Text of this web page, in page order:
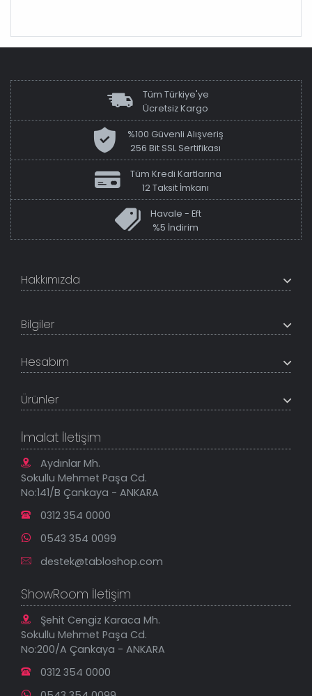
Tüm Türkiye'ye
Ücretsiz Kargo
%100 Güvenli Alışveriş
256 Bit SSL Sertifikası
Tüm Kredi Kartlarına
12 Taksit İmkanı
Havale - Eft
%5 İndirim
Hakkımızda
TabloShop, müşteri memnuniyetini en üst seviyede
tutmaya çalışır. Uzman kadrosu ile profesyonel işçilikle
Bilgiler
İletişim Bilgileri
Banka Hesapları
Sık Sorulan Sorular
Hesabım
Tüm Siparişlerim
Geçerli İade Koşulları
Mesafeli Satış Sözleşmesi
Gizlilik Güvenlik Politikası
Ürünler
Tablonu Sen Tasarla
Tablo Saatler
Yeni Eklenenler
En Çok Satılanlar
İndirimli Tablolar
İmalat İletişim
Aydınlar Mh.
Sokullu Mehmet Paşa Cd.
No:141/B Çankaya - ANKARA
0312 354 0000
0543 354 0099
destek@tabloshop.com
ShowRoom İletişim
Şehit Cengiz Karaca Mh.
Sokullu Mehmet Paşa Cd.
No:200/A Çankaya - ANKARA
0312 354 0000